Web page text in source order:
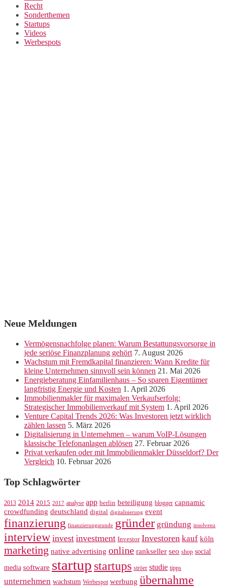
Recht
Sonderthemen
Startups
Videos
Werbespots
Neue Meldungen
Vermögensnachfolge planen: Warum Bestattungsvorsorge in
jede seriöse Finanzplanung gehört 7. August 2026
Wachstum mit Fremdkapital finanzieren: Wann Kredite für
kleine Unternehmen sinnvoll sein können 21. Mai 2026
Energieberatung Einfamilienhaus – So sparen Eigentümer
langfristig Energie und Kosten 1. April 2026
Immobilienmakler für maximalen Verkaufserfolg:
Strategischer Immobilienverkauf mit System 1. April 2026
Venture Capital Trends 2026: Was Investoren jetzt wirklich
zählen lassen 5. März 2026
Digitalisierung in Unternehmen – warum VoIP-Lösungen
klassische Telefonanlagen ablösen 27. Februar 2026
Privat verkaufen oder mit Immobilienmakler Düsseldorf? Der
Vergleich 10. Februar 2026
Top Schlagwörter
2013 2014 2015 2017 analyse app berlin beteiligung blogger capnamic
crowdfunding deutschland digital digitalisierung event
finanzierung finanzierungsrunde gründer gründung insolvenz
interview invest investment Investor Investoren kauf köln
marketing native advertising online rankseller seo shop social
media software startup startups ströer studie tipps
unternehmen wachstum Werbespot werbung übernahme